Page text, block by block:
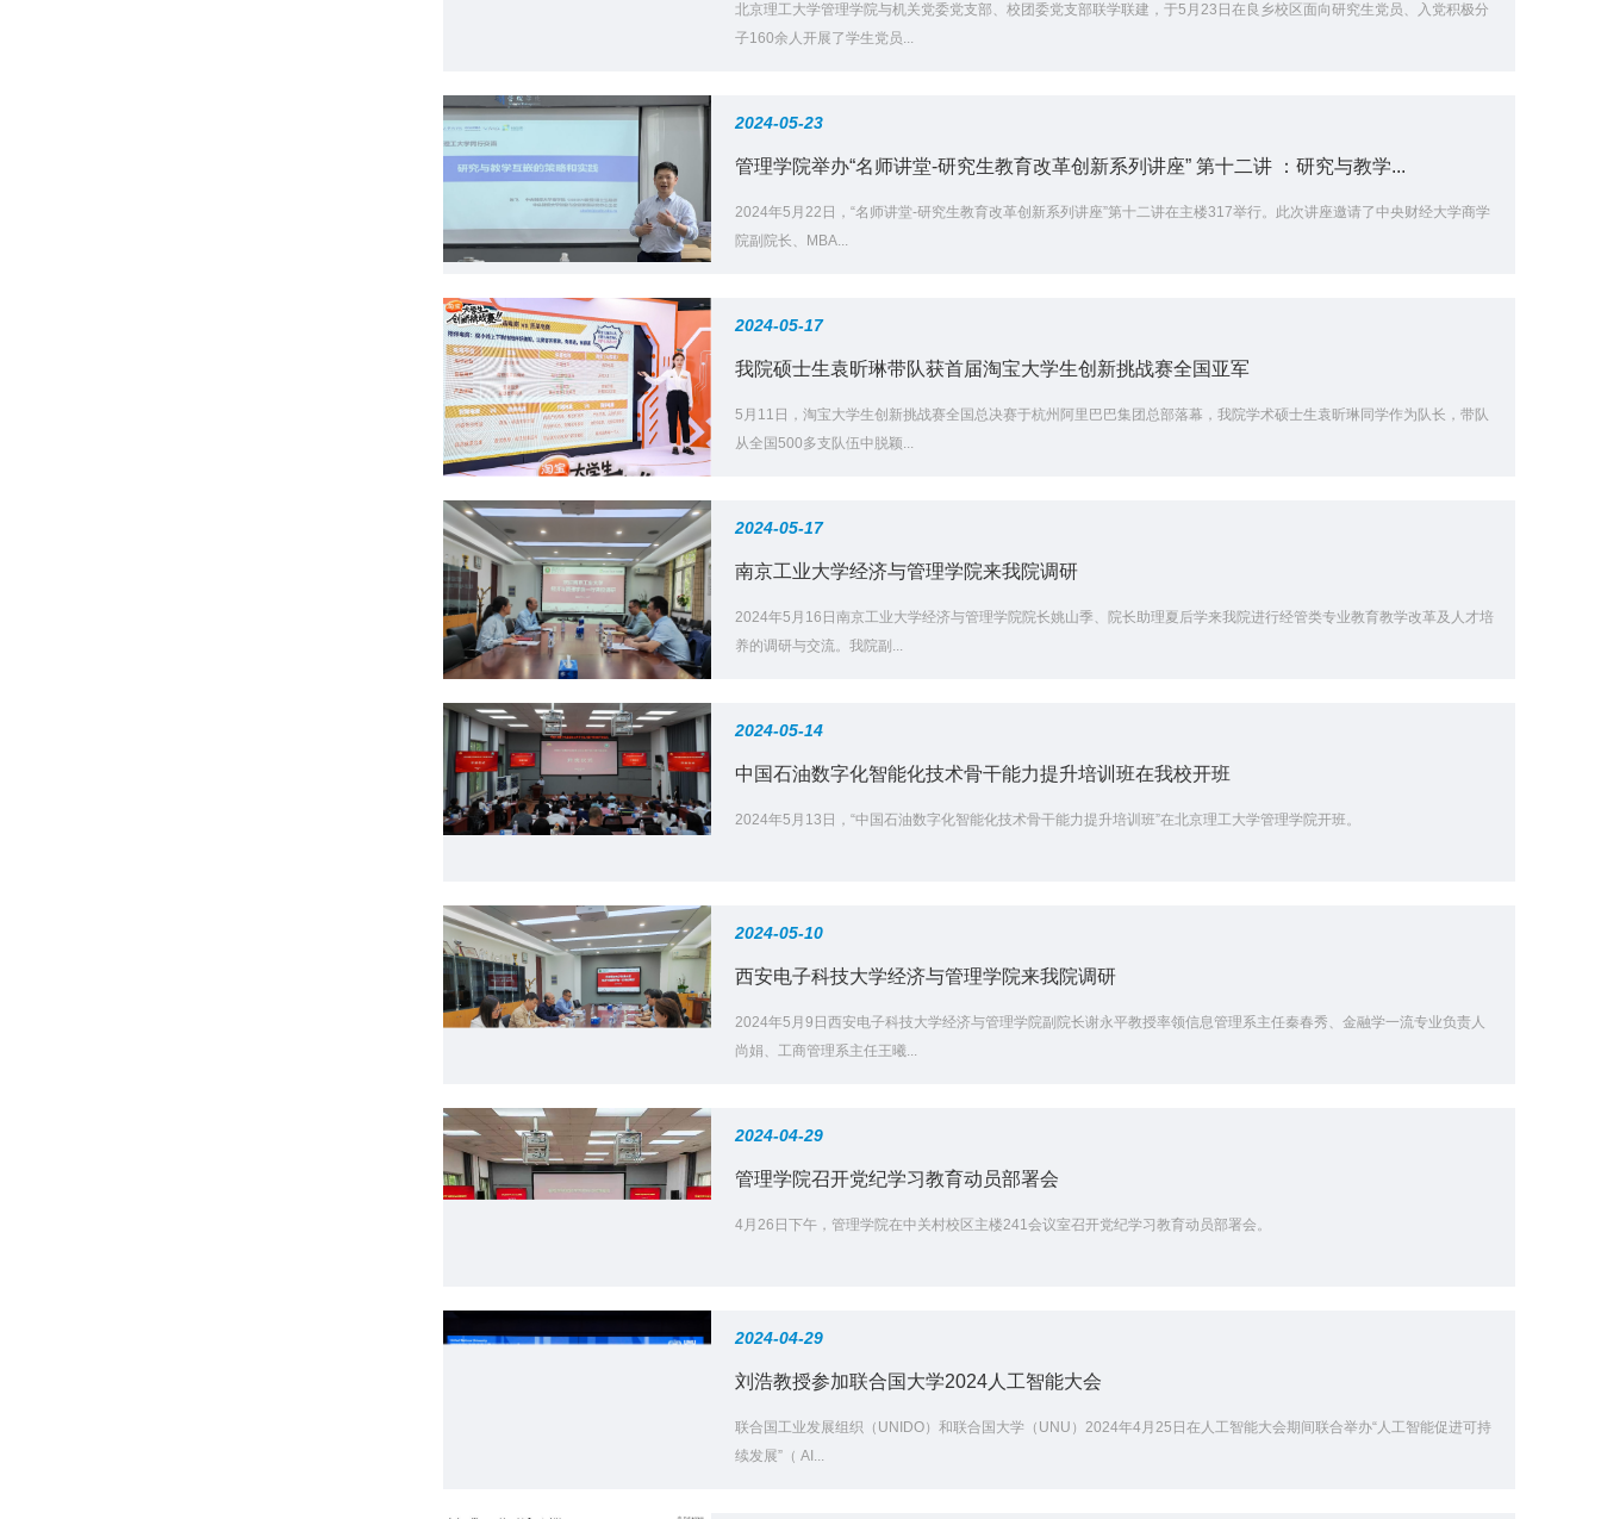
北京理工大学管理学院与机关党委党支部、校团委党支部联学联建，于5月23日在良乡校区面向研究生党员、入党积极分
子160余人开展了学生党员...
2024-05-23
管理学院举办“名师讲堂-研究生教育改革创新系列讲座” 第十二讲 ：研究与教学...
2024年5月22日，“名师讲堂-研究生教育改革创新系列讲座”第十二讲在主楼317举行。此次讲座邀请了中央财经大学商学
院副院长、MBA...
2024-05-17
我院硕士生袁昕琳带队获首届淘宝大学生创新挑战赛全国亚军
5月11日，淘宝大学生创新挑战赛全国总决赛于杭州阿里巴巴集团总部落幕，我院学术硕士生袁昕琳同学作为队长，带队
从全国500多支队伍中脱颖...
2024-05-17
南京工业大学经济与管理学院来我院调研
2024年5月16日南京工业大学经济与管理学院院长姚山季、院长助理夏后学来我院进行经管类专业教育教学改革及人才培
养的调研与交流。我院副...
2024-05-14
中国石油数字化智能化技术骨干能力提升培训班在我校开班
2024年5月13日，“中国石油数字化智能化技术骨干能力提升培训班”在北京理工大学管理学院开班。
2024-05-10
西安电子科技大学经济与管理学院来我院调研
2024年5月9日西安电子科技大学经济与管理学院副院长谢永平教授率领信息管理系主任秦春秀、金融学一流专业负责人
尚娟、工商管理系主任王曦...
2024-04-29
管理学院召开党纪学习教育动员部署会
4月26日下午，管理学院在中关村校区主楼241会议室召开党纪学习教育动员部署会。
2024-04-29
刘浩教授参加联合国大学2024人工智能大会
联合国工业发展组织（UNIDO）和联合国大学（UNU）2024年4月25日在人工智能大会期间联合举办“人工智能促进可持
续发展”（ AI...